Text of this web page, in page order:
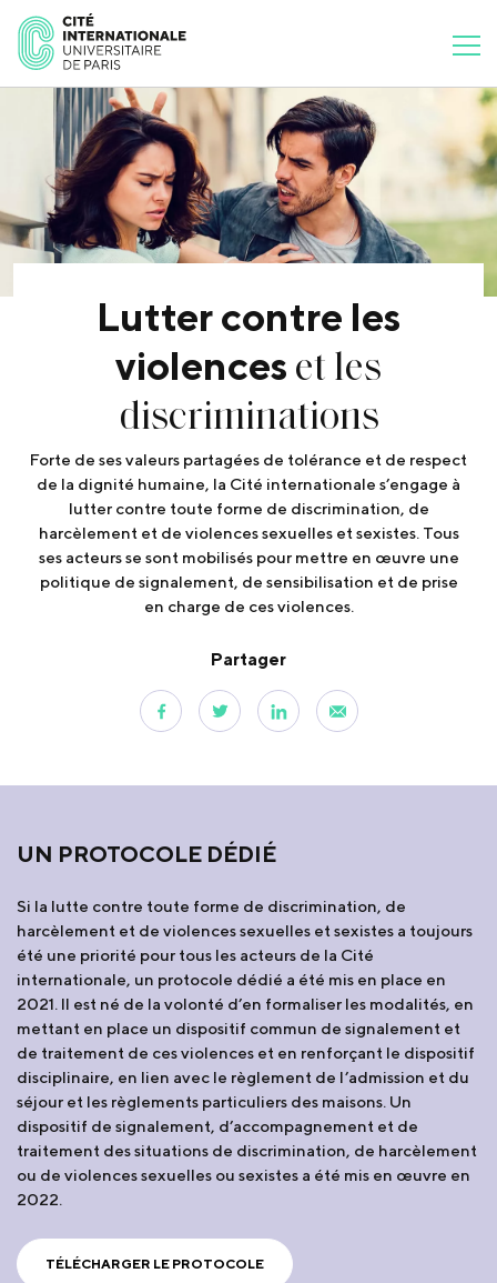
Lutter contre les
violences et les
discriminations
Forte de ses valeurs partagées de tolérance et de respect
de la dignité humaine, la Cité internationale s’engage à
lutter contre toute forme de discrimination, de
harcèlement et de violences sexuelles et sexistes. Tous
ses acteurs se sont mobilisés pour mettre en œuvre une
politique de signalement, de sensibilisation et de prise
en charge de ces violences.
Partager
UN PROTOCOLE DÉDIÉ
Si la lutte contre toute forme de discrimination, de
harcèlement et de violences sexuelles et sexistes a toujours
été une priorité pour tous les acteurs de la Cité
internationale, un protocole dédié a été mis en place en
2021. Il est né de la volonté d’en formaliser les modalités, en
mettant en place un dispositif commun de signalement et
de traitement de ces violences et en renforçant le dispositif
disciplinaire, en lien avec le règlement de l’admission et du
séjour et les règlements particuliers des maisons. Un
dispositif de signalement, d’accompagnement et de
traitement des situations de discrimination, de harcèlement
ou de violences sexuelles ou sexistes a été mis en œuvre en
2022.
TÉLÉCHARGER LE PROTOCOLE